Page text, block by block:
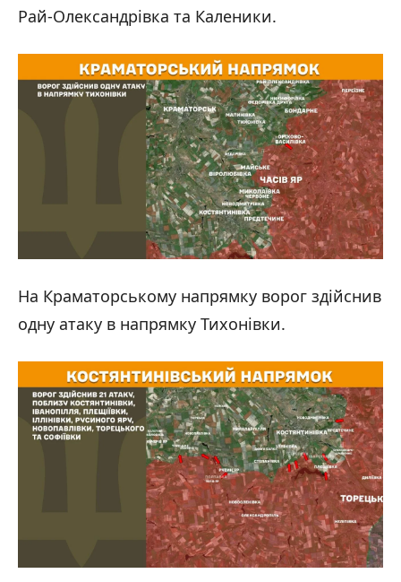
Рай-Олександрівка та Каленики.
На Краматорському напрямку ворог здійснив
одну атаку в напрямку Тихонівки.